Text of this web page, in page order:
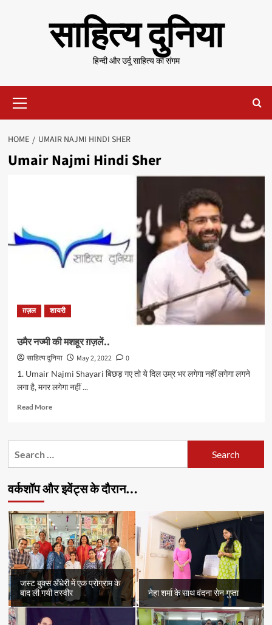
साहित्य दुनिया
हिन्दी और उर्दू साहित्य का संगम
Menu
HOME UMAIR NAJMI HINDI SHER
Umair Najmi Hindi Sher
ग़ज़ल शायरी
उमैर नज्मी की मशहूर ग़ज़लें..
साहित्य दुनिया May 2, 2022
0
1. Umair Najmi Shayari बिछड़ गए तो ये दिल उम्र भर लगेगा नहीं लगेगा लगने
लगा है, मगर लगेगा नहीं ...
Read MoreRead
उमैर
ग़ज़लें..
वर्कशॉप और इवेंट्स के दौरान…
जस्ट बुक्स अँधेरी में एक प्रोग्राम के
बाद ली गयी तस्वीर
नेहा शर्मा के साथ वंदना सेन गुप्ता